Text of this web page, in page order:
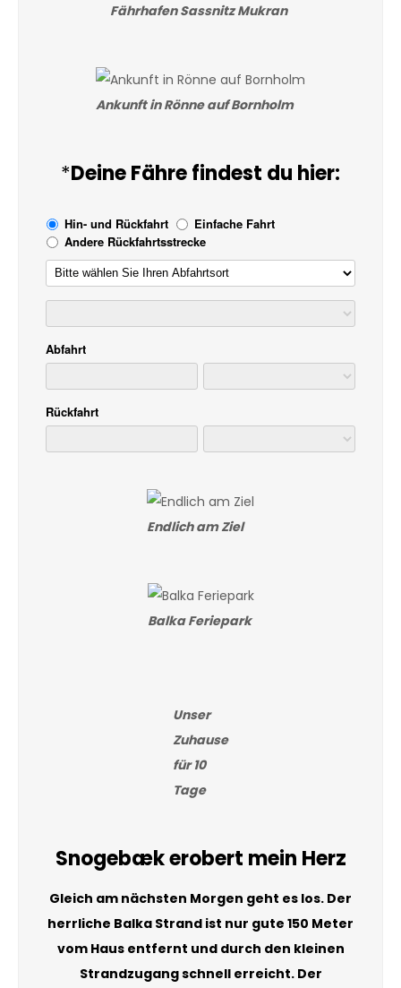
Fährhafen Sassnitz Mukran
Ankunft in Rönne auf Bornholm
*Deine Fähre findest du hier:
Endlich am Ziel
Balka Feriepark
Unser
Zuhause
für 10
Tage
Snogebæk erobert mein Herz
Gleich am nächsten Morgen geht es los. Der
herrliche Balka Strand ist nur gute 150 Meter
vom Haus entfernt und durch den kleinen
Strandzugang schnell erreicht. Der